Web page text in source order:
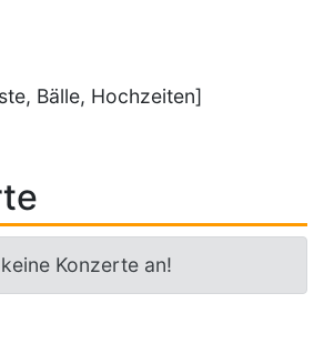
Bälle, Hochzeiten]
Konzerte an!